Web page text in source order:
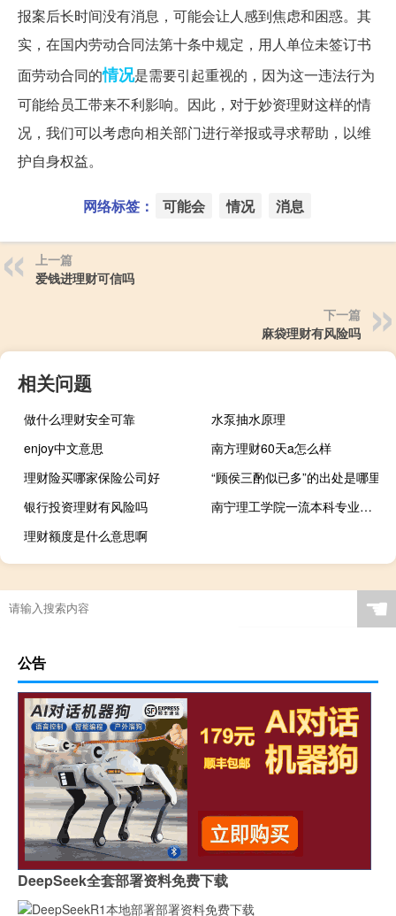
报案后长时间没有消息，可能会让人感到焦虑和困惑。其
实，在国内劳动合同法第十条中规定，用人单位未签订书
面劳动合同的情况是需要引起重视的，因为这一违法行为
可能给员工带来不利影响。因此，对于妙资理财这样的情
况，我们可以考虑向相关部门进行举报或寻求帮助，以维
护自身权益。
网络标签： 可能会 情况 消息
上一篇
爱钱进理财可信吗
下一篇
麻袋理财有风险吗
相关问题
做什么理财安全可靠
水泵抽水原理
enjoy中文意思
南方理财60天a怎么样
理财险买哪家保险公司好
“顾侯三酌似已多”的出处是哪里
银行投资理财有风险吗
南宁理工学院一流本科专业建设名单
理财额度是什么意思啊
☚
公告
DeepSeek全套部署资料免费下载